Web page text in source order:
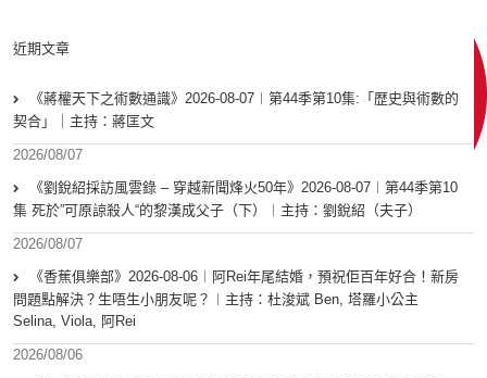
近期文章
《蔣權天下之術數通識》2026-08-07︱第44季第10集:「歴史與術數的
契合」｜主持：蔣匡文
2026/08/07
《劉銳紹採訪風雲錄 – 穿越新聞烽火50年》2026-08-07︱第44季第10
集 死於”可原諒殺人“的黎漢成父子（下）︱主持：劉銳紹（夫子）
2026/08/07
《香蕉俱樂部》2026-08-06︱阿Rei年尾結婚，預祝佢百年好合！新房
問題點解決？生唔生小朋友呢？︱主持：杜浚斌 Ben, 塔羅小公主
Selina, Viola, 阿Rei
2026/08/06